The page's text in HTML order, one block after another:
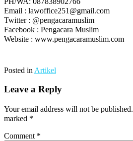
Email : lawoffice251@gmail.com
Twitter : @pengacaramuslim
Facebook : Pengacara Muslim
Website : www.pengacaramuslim.com
Posted in Artikel
Leave a Reply
Your email address will not be published.
marked *
Comment *